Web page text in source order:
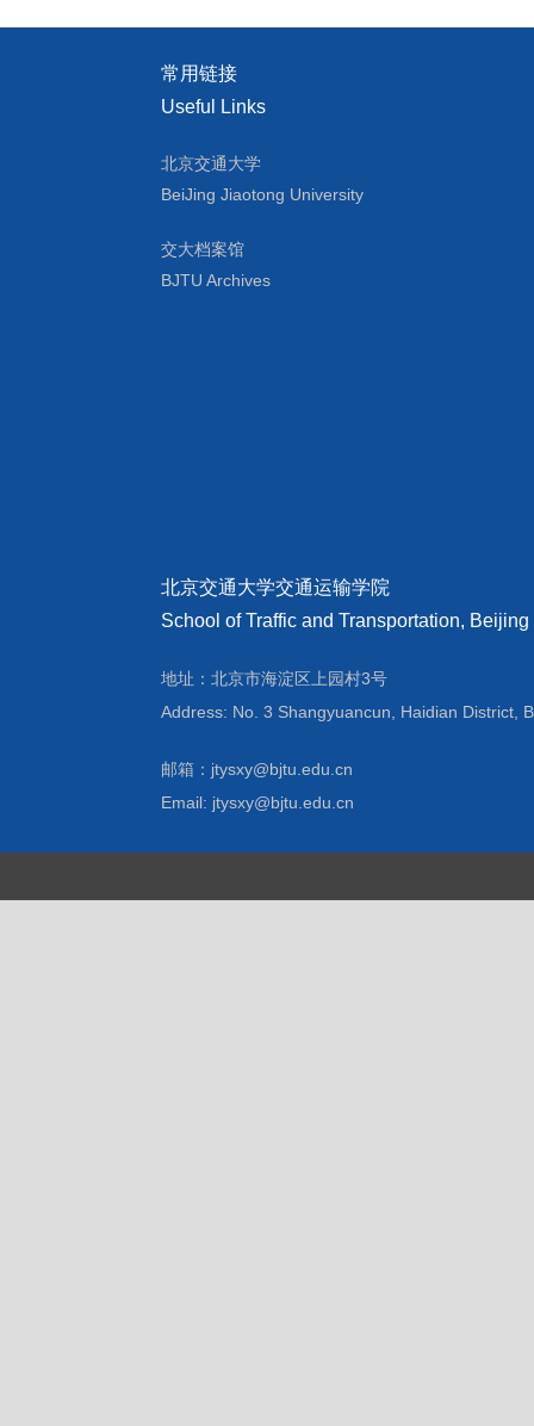
常用链接
Useful Links
北京交通大学
BeiJing Jiaotong University
交大档案馆
BJTU Archives
北京交通大学交通运输学院
School of Traffic and Transportation,
地址：北京市海淀区上园村3号
Address: No. 3 Shangyuancun, Haidian District,
邮箱：jtysxy@bjtu.edu.cn
Email: jtysxy@bjtu.edu.cn